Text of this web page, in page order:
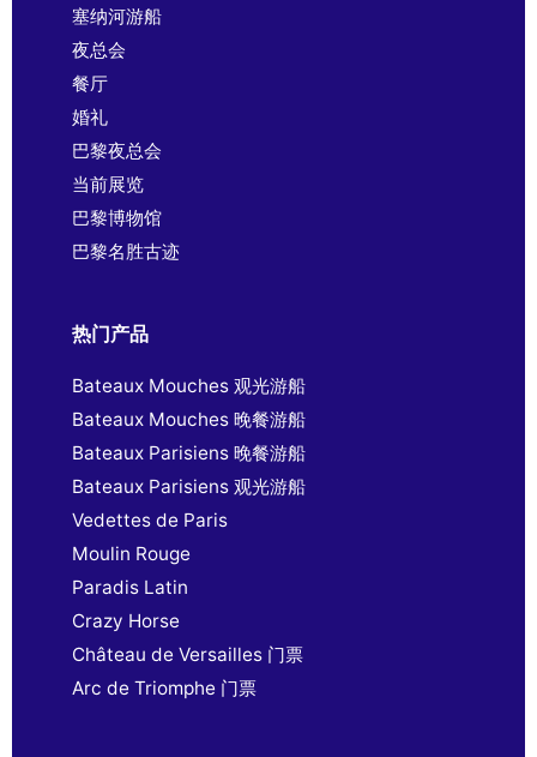
塞纳河游船
夜总会
餐厅
婚礼
巴黎夜总会
当前展览
巴黎博物馆
巴黎名胜古迹
热门产品
Bateaux Mouches 观光游船
Bateaux Mouches 晚餐游船
Bateaux Parisiens 晚餐游船
Bateaux Parisiens 观光游船
Vedettes de Paris
Moulin Rouge
Paradis Latin
Crazy Horse
Château de Versailles 门票
Arc de Triomphe 门票